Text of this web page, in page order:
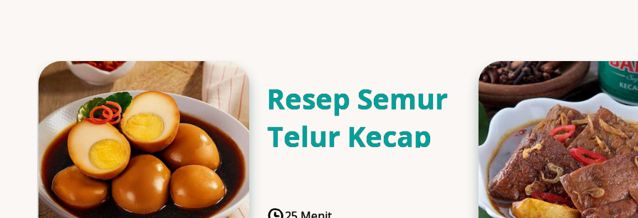
Resep Semur
Telur Kecap